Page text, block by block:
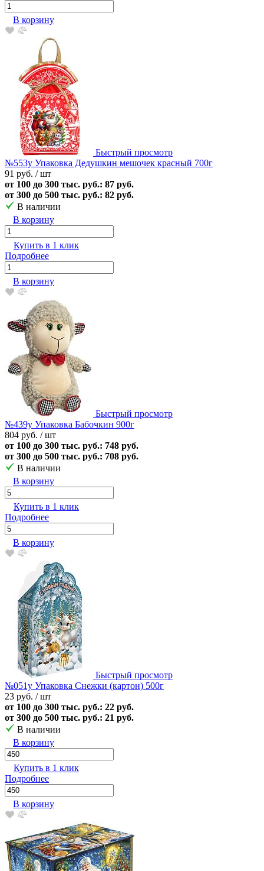
В корзину
Быстрый просмотр
№553у Упаковка Дедушкин мешочек красный 700г
91 руб. / шт
от 100 до 300 тыс. руб.: 87 руб.
от 300 до 500 тыс. руб.: 82 руб.
В наличии
В корзину
Купить в 1 клик
Подробнее
В корзину
Быстрый просмотр
№439у Упаковка Бабочкин 900г
804 руб. / шт
от 100 до 300 тыс. руб.: 748 руб.
от 300 до 500 тыс. руб.: 708 руб.
В наличии
В корзину
Купить в 1 клик
Подробнее
В корзину
Быстрый просмотр
№051у Упаковка Снежки (картон) 500г
23 руб. / шт
от 100 до 300 тыс. руб.: 22 руб.
от 300 до 500 тыс. руб.: 21 руб.
В наличии
В корзину
Купить в 1 клик
Подробнее
В корзину